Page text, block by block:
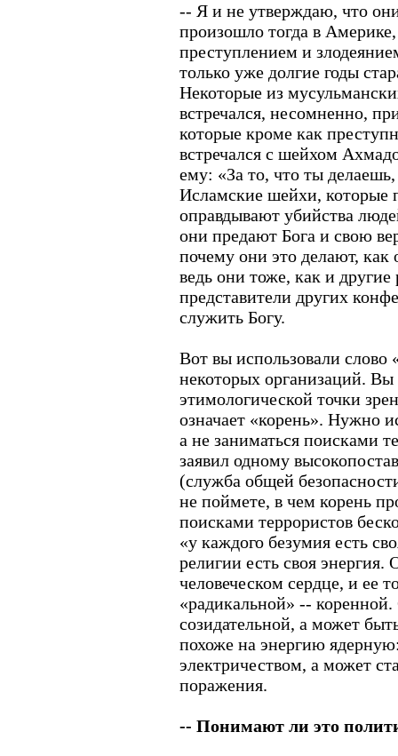
-- Я и не утверждаю, что
произошло тогда в
преступлением и
только уже долгие годы
Некоторые из
встречался, несомненно,
которые кроме как
встречался с шейхом
ему: «За то, что ты делаешь,
Исламские шейхи, которые
оправдывают убийства
они предают Бога и свою
почему они это делают,
ведь они тоже, как и
представители других
служить Богу.
Вот вы использовали
некоторых организаций. Вы
этимологической точки
означает «корень». Нужно
а не заниматься поисками
заявил одному
(служба общей
не поймете, в чем корень
поисками террористов
«у каждого безумия есть
религии есть своя энергия.
человеческом сердце, и ее
«радикальной» --
созидательной, а может
похоже на энергию
электричеством, а может
поражения.
-- Понимают ли это